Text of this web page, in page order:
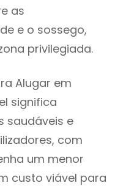
as
e o sossego,
privilegiada.
Alugar em
significa
saudáveis e
com
um menor
custo viável para